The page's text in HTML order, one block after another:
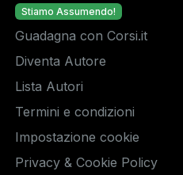
Stiamo Assumendo!
Guadagna con Corsi.it
Diventa Autore
Lista Autori
Termini e condizioni
Impostazione cookie
Privacy & Cookie Policy